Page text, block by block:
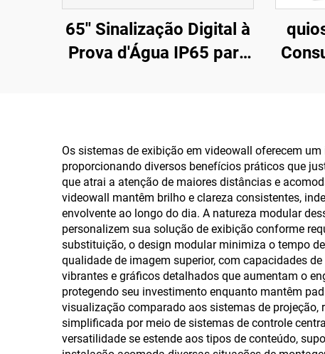
65'' Sinalização Digital à
Prova d'Água IP65 para
I3/
Os sistemas de exibição em videowall oferecem
proporcionando diversos benefícios práticos que
que atrai a atenção de maiores distâncias e
videowall mantêm brilho e clareza consistentes,
envolvente ao longo do dia. A natureza modular
personalizem sua solução de exibição conforme
substituição, o design modular minimiza o tempo
qualidade de imagem superior, com capacidades
vibrantes e gráficos detalhados que aumentam o
protegendo seu investimento enquanto mantêm
visualização comparado aos sistemas de
simplificada por meio de sistemas de controle
versatilidade se estende aos tipos de conteúdo,